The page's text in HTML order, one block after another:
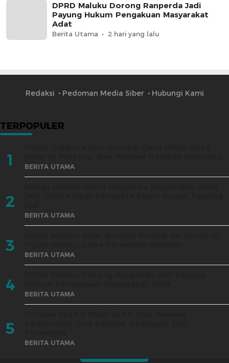
DPRD Maluku Dorong Ranperda Jadi
Payung Hukum Pengakuan Masyarakat
Adat
Berita Utama 2 hari yang lalu
Redaksi Pedoman Media Siber Hubungi Kami
TERPOPULER
1 BERITA UTAMA
2
BERITA UTAMA
3 BERITA UTAMA
4 BERITA UTAMA
5
BERITA UTAMA